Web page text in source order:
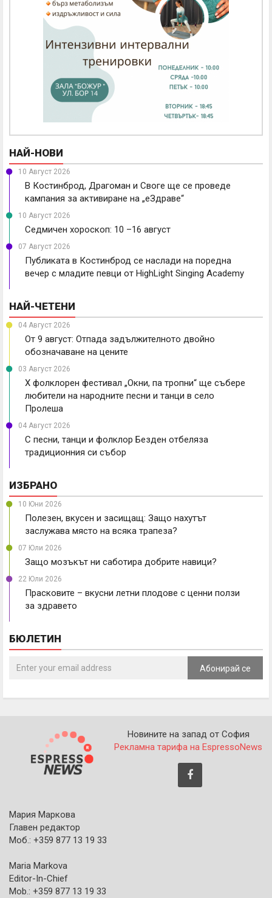
НАЙ-НОВИ
10 Август 2026
В Костинброд, Драгоман и Своге ще се проведе
кампания за активиране на „еЗдраве“
10 Август 2026
Седмичен хороскоп: 10 –16 август
07 Август 2026
Публиката в Костинброд се наслади на поредна
вечер с младите певци от HighLight Singing Academy
НАЙ-ЧЕТЕНИ
04 Август 2026
От 9 август: Отпада задължителното двойно
обозначаване на цените
03 Август 2026
X фолклорен фестивал „Окни, па тропни“ ще събере
любители на народните песни и танци в село
Пролеша
04 Август 2026
С песни, танци и фолклор Безден отбеляза
традиционния си събор
ИЗБРАНО
10 Юни 2026
Полезен, вкусен и засищащ: Защо нахутът
заслужава място на всяка трапеза?
07 Юли 2026
Защо мозъкът ни саботира добрите навици?
22 Юли 2026
Прасковите – вкусни летни плодове с ценни ползи
за здравето
БЮЛЕТИН
Абонирай се
Новините на запад от София
Рекламна тарифа на EspressoNews
Мария Маркова
Главен редактор
Моб.: +359 877 13 19 33
Maria Markova
Editor-In-Chief
Mob.: +359 877 13 19 33